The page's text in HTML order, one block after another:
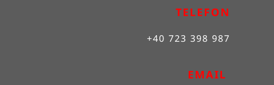
TELEFON
+40 723 398 987
EMAIL